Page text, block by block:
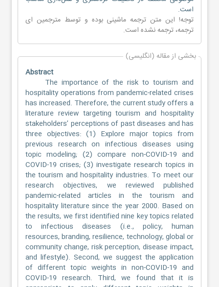
است.
توجه! این متن ترجمه ماشینی بوده و توسط مترجمین ای
ترجمه، ترجمه نشده است.
بخشی از مقاله (انگلیسی)
Abstract
The importance of the risk to tourism and
hospitality operations from pandemic-related crises
has increased. Therefore, the current study offers a
literature review targeting tourism and hospitality
stakeholders’ perceptions of past diseases and has
three objectives: (1) Explore major topics from
previous research on infectious diseases using
topic modeling; (2) compare non-COVID-19 and
COVID-19 crises; (3) investigate research topics in
the tourism and hospitality industries. To meet our
research objectives, we reviewed published
pandemic-related articles in the tourism and
hospitality literature since the year 2000. Based on
the results, we first identified nine key topics related
to infectious diseases (i.e., policy, human
resources, branding, resilience, technology, global or
community change, risk perception, disease impact,
and lifestyle). Second, we suggest the application
of different topic weights in non-COVID-19 and
COVID-19 research. Third, we found that it is